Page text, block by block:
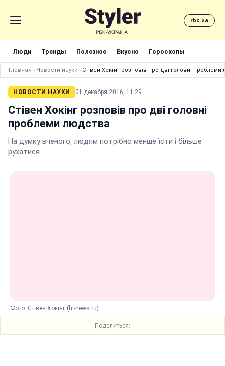
rbc.ua
Люди Тренды Полезное Вкусно Гороскопы
Главная › Новости науки › Стівен Хокінг розповів про дві головні
НОВОСТИ НАУКИ 01 декабря 2016, 11:29
Стівен Хокінг розповів про дві головні
проблеми людства
На думку вченого, людям потрібно менше їсти і більше
рухатися
Фото: Стівен Хокінг (hi-news.ru)
Поделиться: